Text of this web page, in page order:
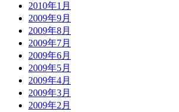
2010年1月
2009年9月
2009年8月
2009年7月
2009年6月
2009年5月
2009年4月
2009年3月
2009年2月